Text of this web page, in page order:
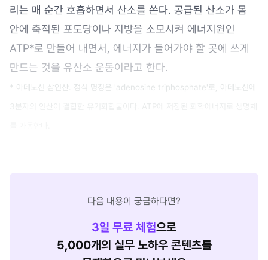
리는 매 순간 호흡하면서 산소를 쓴다. 공급된 산소가 몸
안에 축적된 포도당이나 지방을 소모시켜 에너지원인
ATP*로 만들어 내면서, 에너지가 들어가야 할 곳에 쓰게
만드는 것을 유산소 운동이라고 한다.
* 아데노신 삼인산. 정식 명칭은 'adenosine triphosphate'로, 아데노신에
다음 내용이 궁금하다면?
3일 무료 체험으로
5,000개의 실무 노하우 콘텐츠를